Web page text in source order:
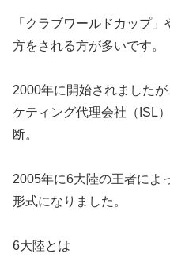
「クラブワールドカップ
方をされる方が多いです。
2000年に開始されました
ケティング代理会社（ISL
断。
2005年に6大陸の王者によ
形式になりました。
6大陸とは